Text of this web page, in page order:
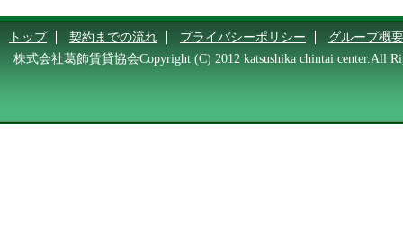
トップ 契約までの流れ プライバシーポリシー
グループ概要
株式会社葛飾賃貸協会Copyright (C) 2012 katsushika chintai center.All